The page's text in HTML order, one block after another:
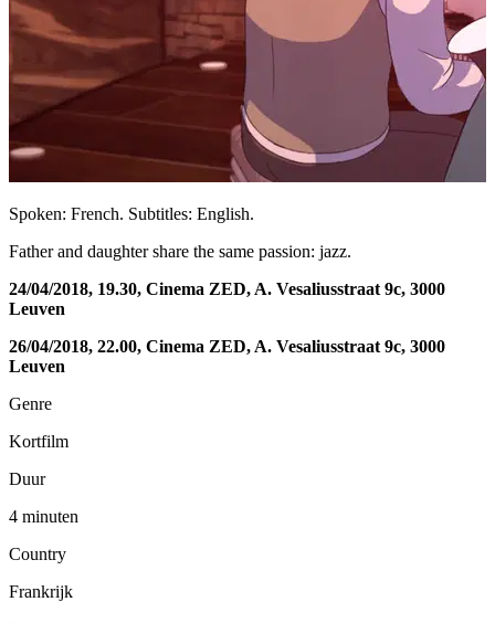
Spoken: French. Subtitles: English.
Father and daughter share the same passion: jazz.
24/04/2018, 19.30, Cinema ZED, A. Vesaliusstraat 9c, 3000
Leuven
26/04/2018, 22.00, Cinema ZED, A. Vesaliusstraat 9c, 3000
Leuven
Genre
Kortfilm
Duur
4 minuten
Country
Frankrijk